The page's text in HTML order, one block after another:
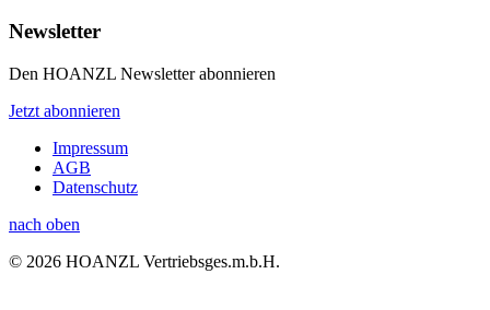
Newsletter
Den HOANZL Newsletter abonnieren
Jetzt abonnieren
Impressum
AGB
Datenschutz
nach oben
© 2026 HOANZL Vertriebsges.m.b.H.